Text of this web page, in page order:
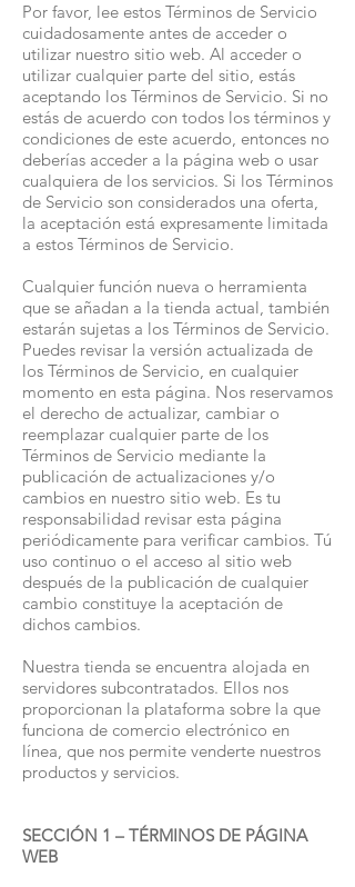
Por favor, lee estos Términos de Servicio
cuidadosamente antes de acceder o
utilizar nuestro sitio web. Al acceder o
utilizar cualquier parte del sitio, estás
aceptando los Términos de Servicio. Si no
estás de acuerdo con todos los términos y
condiciones de este acuerdo, entonces no
deberías acceder a la página web o usar
cualquiera de los servicios. Si los Términos
de Servicio son considerados una oferta,
la aceptación está expresamente limitada
a estos Términos de Servicio.
Cualquier función nueva o herramienta
que se añadan a la tienda actual, también
estarán sujetas a los Términos de Servicio.
Puedes revisar la versión actualizada de
los Términos de Servicio, en cualquier
momento en esta página. Nos reservamos
el derecho de actualizar, cambiar o
reemplazar cualquier parte de los
Términos de Servicio mediante la
publicación de actualizaciones y/o
cambios en nuestro sitio web. Es tu
responsabilidad revisar esta página
periódicamente para verificar cambios. Tú
uso continuo o el acceso al sitio web
después de la publicación de cualquier
cambio constituye la aceptación de
dichos cambios.
Nuestra tienda se encuentra alojada en
servidores subcontratados. Ellos nos
proporcionan la plataforma sobre la que
funciona de comercio electrónico en
línea, que nos permite venderte nuestros
productos y servicios.
SECCIÓN 1 – TÉRMINOS DE PÁGINA
WEB